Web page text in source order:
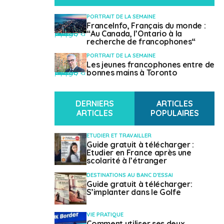
Si un permis de travail en cours de validité est
obligatoire pour travailler au Canada, certains emplois
temporaires en sont dispensés. Pour le stage
à faire auprès du service des visas de l’ambassade du
en France.
mêmes droits que les citoyens canadiens, hormis le
fait auprès d’unbureau des visas, en dehors du
territoire canadien.
Travailler
" class="attachment-mvp-small-thumb size-mvp-small-thumb wp-post-image" alt="" />
PORTRAIT DE LA SEMAINE
FranceInfo, Français du monde :
“Au Canada, l’Ontario à la
recherche de francophones“
" class="attachment-mvp-small-thumb size-mvp-small-thumb wp-post-image" alt="" />
PORTRAIT DE LA SEMAINE
Les jeunes francophones entre de
bonnes mains à Toronto
DERNIERS
ARTICLES
ARTICLES
POPULAIRES
ETUDIER ET TRAVAILLER
Guide gratuit à télécharger :
Etudier en France après une
scolarité à l’étranger
DESTINATIONS AU BANC D'ESSAI
Guide gratuit à télécharger:
S’implanter dans le Golfe
VIE PRATIQUE